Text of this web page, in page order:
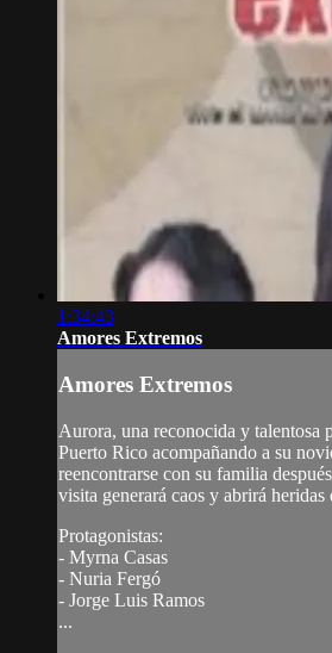
1:34:43
Amores Extremos
Amores Extremos
Aurora, una reconocida y talentosa
Puerto Rico acompañando a su
reencontrarse con su familia
visita generará caos y abrirá heridas
Protagonistas:
- Myrna Casas
- Nuria Fergó
- Jorge Luis Ramos
...